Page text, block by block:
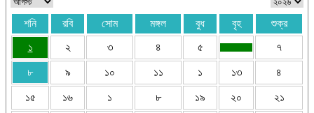
শনি রবি সোম মঙ্গল বুধ বৃহ
শুক্র
১
২ ৩ ৪ ৫ ৭
৮ ৯ ১০ ১১ ১ ১৩ ৪
১৫ ১৬ ১ ৮ ১৯ ২০ ২১